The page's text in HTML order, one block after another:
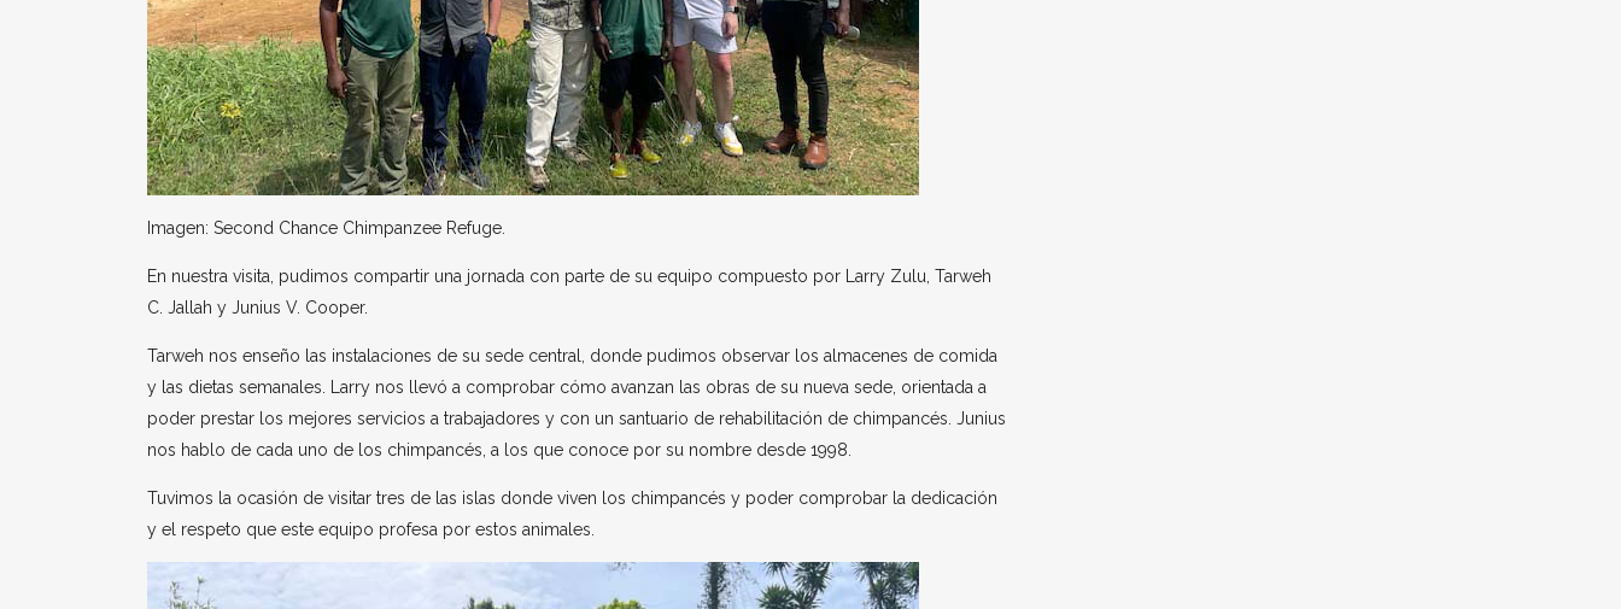
Imagen: Second Chance Chimpanzee Refuge.
En nuestra visita, pudimos compartir una jornada con parte de su equipo compuesto por Larry Zulu, Tarweh
C. Jallah y Junius V. Cooper.
Tarweh nos enseño las instalaciones de su sede central, donde pudimos observar los almacenes de comida
y las dietas semanales. Larry nos llevó a comprobar cómo avanzan las obras de su nueva sede, orientada a
poder prestar los mejores servicios a trabajadores y con un santuario de rehabilitación de chimpancés. Junius
nos hablo de cada uno de los chimpancés, a los que conoce por su nombre desde 1998.
Tuvimos la ocasión de visitar tres de las islas donde viven los chimpancés y poder comprobar la dedicación
y el respeto que este equipo profesa por estos animales.